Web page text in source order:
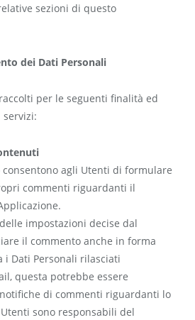
sezioni di questo
dei Dati Personali
per le seguenti finalità ed
agli Utenti di formulare
commenti riguardanti il
impostazioni decise dal
il commento anche in forma
i Dati Personali rilasciati
questa potrebbe essere
di commenti riguardanti lo
sono responsabili del